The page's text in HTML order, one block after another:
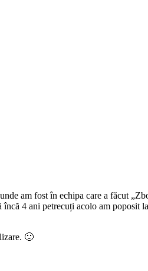
am fost în echipa care a făcut
4 ani petrecuți acolo am poposit
🙂